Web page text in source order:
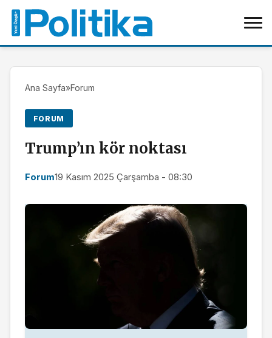
Ana Sayfa»Forum
FORUM
Trump’ın kör noktası
Forum19 Kasım 2025 Çarşamba - 08:30